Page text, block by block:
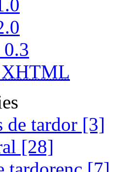
XHTML
de tardor [3]
[28]